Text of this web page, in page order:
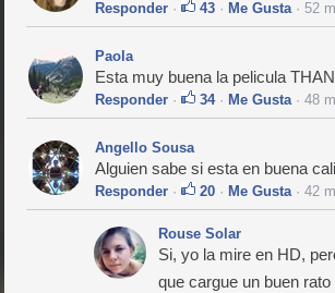
Responder · 43 · Me Gusta· 52
Paola
Esta muy buena la pelicula
Responder · 34· Me Gusta· 48
Angello Sousa
Alguien sabe si esta en buena
Responder · 20 · Me Gusta· 42
Rouse Solar
Si, yo la mire en HD,
que cargue un buen